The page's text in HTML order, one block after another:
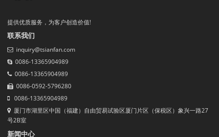
提供优质服务，为客户创造价值!
联系我们
inquiry@tsianfan.com
0086-13365904989
0086-13365904989
0086-0592-5796280
0086-13365904989
厦门市湖里区中国（福建）自由贸易试验区厦门片区（保税区）象兴一路27
号2B室
新闻中心